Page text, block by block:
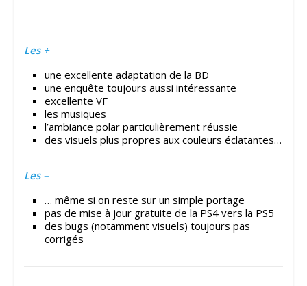
Les +
une excellente adaptation de la BD
une enquête toujours aussi intéressante
excellente VF
les musiques
l’ambiance polar particulièrement réussie
des visuels plus propres aux couleurs éclatantes…
Les –
… même si on reste sur un simple portage
pas de mise à jour gratuite de la PS4 vers la PS5
des bugs (notamment visuels) toujours pas
corrigés